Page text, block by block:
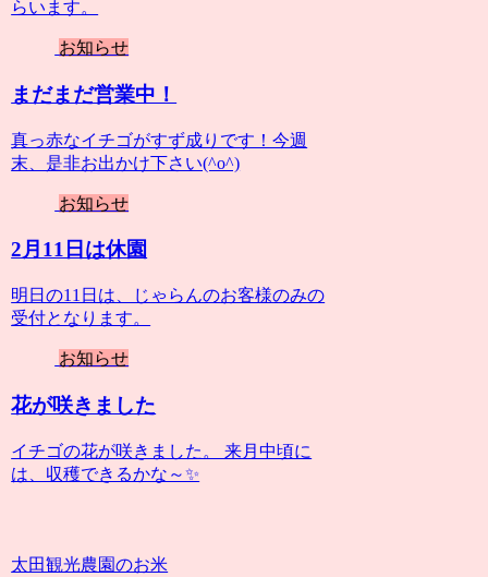
らいます。
お知らせ
まだまだ営業中！
真っ赤なイチゴがすず成りです！今週
末、是非お出かけ下さい(^o^)
お知らせ
2月11日は休園
明日の11日は、じゃらんのお客様のみの
受付となります。
お知らせ
花が咲きました
イチゴの花が咲きました。 来月中頃に
は、収穫できるかな～✨
太田観光農園のお米